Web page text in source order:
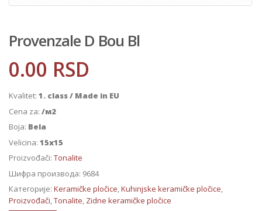
Provenzale D Bou Bl
0.00 RSD
Kvalitet: 1. class / Made in EU
Cena za: /м2
Boja: Bela
Velicina: 15x15
Proizvođači: Tonalite
Шифра производа: 9684
Категорије: Keramičke pločice,Kuhinjske keramičke pločice,
Proizvođači,Tonalite, Zidne keramičke pločice